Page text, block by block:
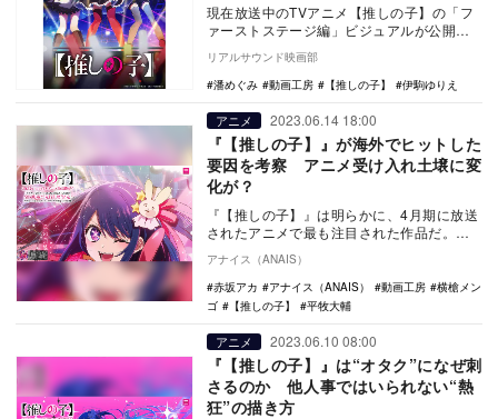
現在放送中のTVアニメ【推しの子】の「フ
ァーストステージ編」ビジュアルが公開さ
れた。 第9話にて、ルビー、かな、MEM
ちょに…
リアルサウンド映画部
潘めぐみ
動画工房 【推しの子】 伊駒ゆりえ
アニメ 2023.06.14 18:00
『【推しの子】』が海外でヒットした
要因を考察 アニメ受け入れ土壌に変
化が？
『【推しの子】』は明らかに、4月期に放送
されたアニメで最も注目された作品だ。赤
ッグによる原…
アナイス（ANAIS）
赤坂アカ
アナイス（ANAIS） 動画工房
横槍メン
ゴ
【推しの子】 平牧大輔
アニメ 2023.06.10 08:00
『【推しの子】』は“オタク”になぜ刺
さるのか 他人事ではいられない“熱
狂”の描き方